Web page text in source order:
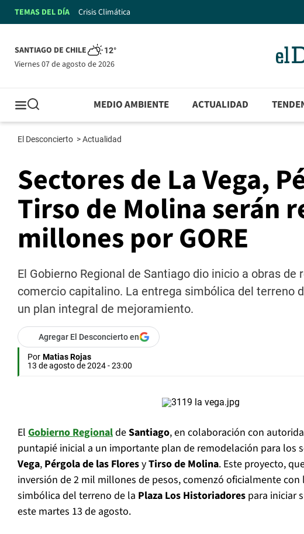
TEMAS DEL DÍA Crisis Climática
SANTIAGO DE CHILE 12°
viernes 07 de agosto de 2026
MEDIO AMBIENTE ACTUALIDAD
El Desconcierto >Actualidad
Sectores de La Vega,
Tirso de Molina serán
millones por GORE
El Gobierno Regional de Santiago dio inicio a obras
comercio capitalino. La entrega simbólica del terreno
un plan integral de mejoramiento.
Agregar El Desconcierto en
Por Matias Rojas
13 de agosto de 2024 - 23:00
El Gobierno RegionaldeSantiago, en colaboración con
puntapié inicial a un importante plan de remodelación para los
Vega, Pérgola de las FloresyTirso de Molina. Este proyecto,
inversión de 2 mil millones de pesos, comenzó oficialmente con
simbólica del terreno de la Plaza Los Historiadores para iniciar
este martes 13 de agosto.